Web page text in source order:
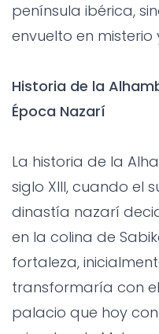
península ibérica,
envuelto en
Historia de la
Época Nazarí
La historia de la
siglo XIII, cuando el
dinastía nazarí
en la colina de
fortaleza,
transformaría con
palacio que hoy